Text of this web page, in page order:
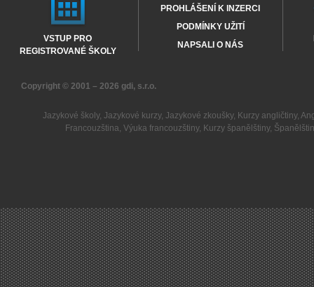
VSTUP PRO
REGISTROVANÉ ŠKOLY
PROHLÁŠENÍ K INZERCI
PODMÍNKY UŽITÍ
NAPSALI O NÁS
Copyright © 2001 – 2026 gdi, s.r.o.
Jazykové školy, Jazykové kurzy, Jazykové zkoušky, Kurzy angličtiny,
Francouzština,Výuka francouzštiny, Kurzy španělštiny,